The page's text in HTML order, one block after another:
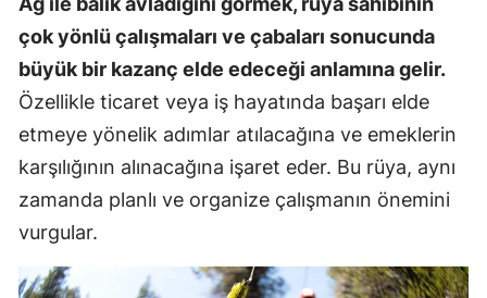
çok yönlü çalışmaları ve çabaları sonucunda
büyük bir kazanç elde edeceği anlamına gelir.
Özellikle ticaret veya iş hayatında başarı elde
etmeye yönelik adımlar atılacağına ve emeklerin
karşılığının alınacağına işaret eder. Bu rüya, aynı
zamanda planlı ve organize çalışmanın önemini
vurgular.